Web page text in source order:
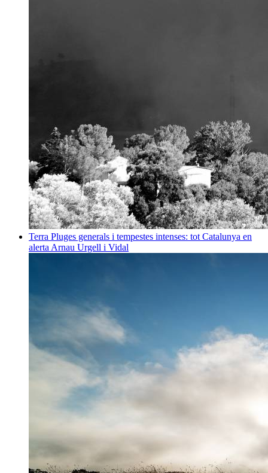
Terra Pluges generals i tempestes intenses: tot Catalunya en
alerta Arnau Urgell i Vidal